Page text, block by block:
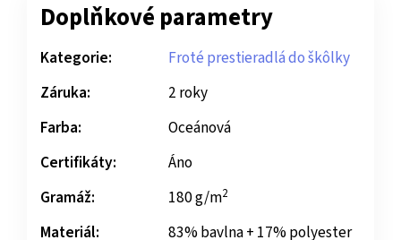
Doplňkové parametry
Kategorie:
Froté prestieradlá do škôlky
Záruka:
2 roky
Farba:
Oceánová
Certifikáty:
Áno
Gramáž:
180 g/m2
Materiál:
83% bavlna + 17% polyester